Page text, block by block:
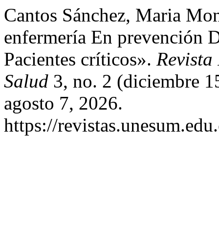
Cantos Sánchez, Maria
enfermería En prevención
Pacientes críticos».
Salud 3, no. 2 (diciembre
agosto 7, 2026.
https://